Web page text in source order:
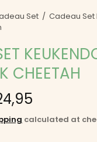
Set / Cadeau
CHEETAH
calculated at